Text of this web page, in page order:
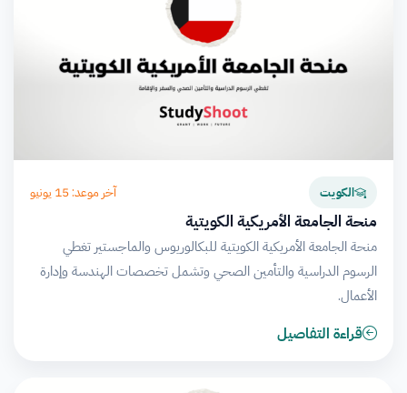
الكويت آخر موعد: 15 يونيو
منحة الجامعة الأمريكية الكويتية
منحة الجامعة الأمريكية الكويتية للبكالوريوس والماجستير تغطي
الرسوم الدراسية والتأمين الصحي وتشمل تخصصات الهندسة وإدارة
الأعمال.
قراءة التفاصيل